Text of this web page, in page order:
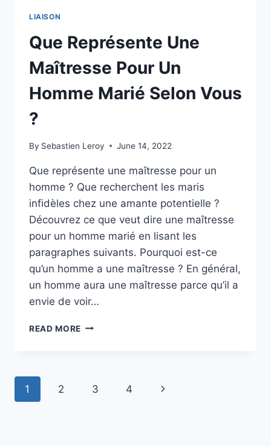
LIAISON
Que Représente Une
Maîtresse Pour Un
Homme Marié Selon Vous
?
By Sebastien Leroy June 14, 2022
Que représente une maîtresse pour un
homme ? Que recherchent les maris
infidèles chez une amante potentielle ?
Découvrez ce que veut dire une maîtresse
pour un homme marié en lisant les
paragraphes suivants. Pourquoi est-ce
qu’un homme a une maîtresse ? En général,
un homme aura une maîtresse parce qu’il a
envie de voir…
READ MORE QUE
UN
Page
1 2 3 4
Next